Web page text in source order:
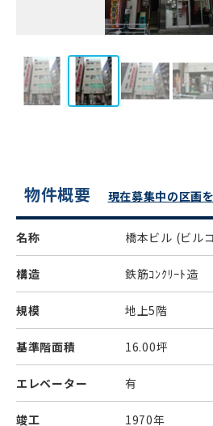
物件概要 現在募集中の区画
名称 橋本ビル (ビル
構造 鉄筋ｺﾝｸﾘｰﾄ造
規模 地上5階
基準階面積 16.00坪
エレベーター 有
竣工 1970年